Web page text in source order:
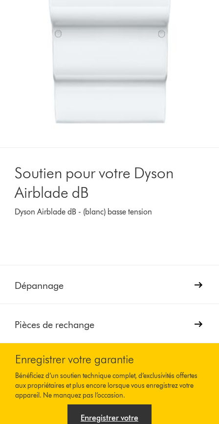
Soutien pour votre Dyson
Airblade dB
Dyson Airblade dB - (blanc) basse tension
Dépannage
Pièces de rechange
Enregistrer votre garantie
Bénéficiez d’un soutien technique complet, d’exclusivités offertes
aux propriétaires et plus encore lorsque vous enregistrez votre
appareil. Ne manquez pas l’occasion.
Enregistrer votre